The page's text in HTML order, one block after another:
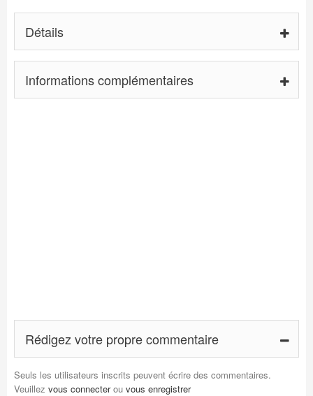
Détails
Informations complémentaires
Rédigez votre propre commentaire
Seuls les utilisateurs inscrits peuvent écrire des commentaires.
Veuillez vous connecterou vous enregistrer